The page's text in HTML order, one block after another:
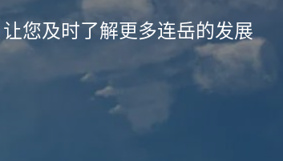
您及时了解更多连岳的发展